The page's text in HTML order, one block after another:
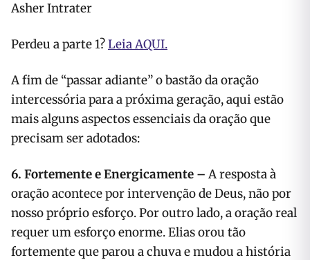
Asher Intrater
Perdeu a parte 1?Leia AQUI.
A fim de “passar adiante” o bastão da oração
intercessória para a próxima geração, aqui estão
mais alguns aspectos essenciais da oração que
precisam ser adotados:
6. Fortemente e Energicamente – A resposta à
oração acontece por intervenção de Deus, não por
nosso próprio esforço. Por outro lado, a oração real
requer um esforço enorme. Elias orou tão
fortemente que parou a chuva e mudou a história